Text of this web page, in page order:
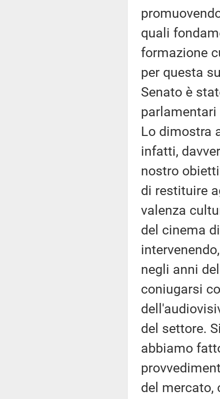
quali
formazione
per questa
Senato è
Lo dimostra
infatti,
nostro
di restituire
valenza
del cinema
negli anni
coniugarsi
del settore.
abbiamo
del mercato,